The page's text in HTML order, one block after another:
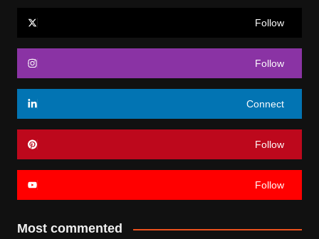
Follow
Follow
Connect
Follow
Follow
Most commented